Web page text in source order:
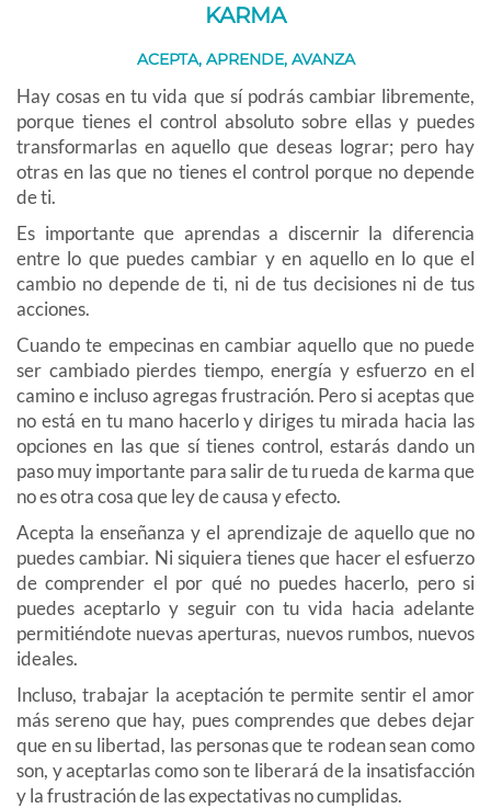
KARMA
ACEPTA, APRENDE, AVANZA
Hay cosas en tu vida que sí podrás cambiar libremente,
porque tienes el control absoluto sobre ellas y puedes
transformarlas en aquello que deseas lograr; pero hay
otras en las que no tienes el control porque no depende
de ti.
Es importante que aprendas a discernir la diferencia
entre lo que puedes cambiar y en aquello en lo que el
cambio no depende de ti, ni de tus decisiones ni de tus
acciones.
Cuando te empecinas en cambiar aquello que no puede
ser cambiado pierdes tiempo, energía y esfuerzo en el
camino e incluso agregas frustración. Pero si aceptas que
no está en tu mano hacerlo y diriges tu mirada hacia las
opciones en las que sí tienes control, estarás dando un
paso muy importante para salir de tu rueda de karma que
no es otra cosa que ley de causa y efecto.
Acepta la enseñanza y el aprendizaje de aquello que no
puedes cambiar. Ni siquiera tienes que hacer el esfuerzo
de comprender el por qué no puedes hacerlo, pero si
puedes aceptarlo y seguir con tu vida hacia adelante
permitiéndote nuevas aperturas, nuevos rumbos, nuevos
ideales.
Incluso, trabajar la aceptación te permite sentir el amor
más sereno que hay, pues comprendes que debes dejar
que en su libertad, las personas que te rodean sean como
son, y aceptarlas como son te liberará de la insatisfacción
y la frustración de las expectativas no cumplidas.